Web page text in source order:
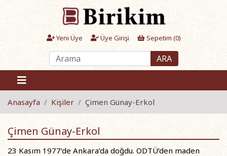
Yeni Üye Üye Girişi Sepetim (0)
ARA
Anasayfa Kişiler Çimen Günay-Erkol
Çimen Günay-Erkol
23 Kasım 1977’de Ankara’da doğdu. ODTÜ’den maden